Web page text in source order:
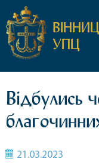
УПЦ
Відбулись
21.03.2023